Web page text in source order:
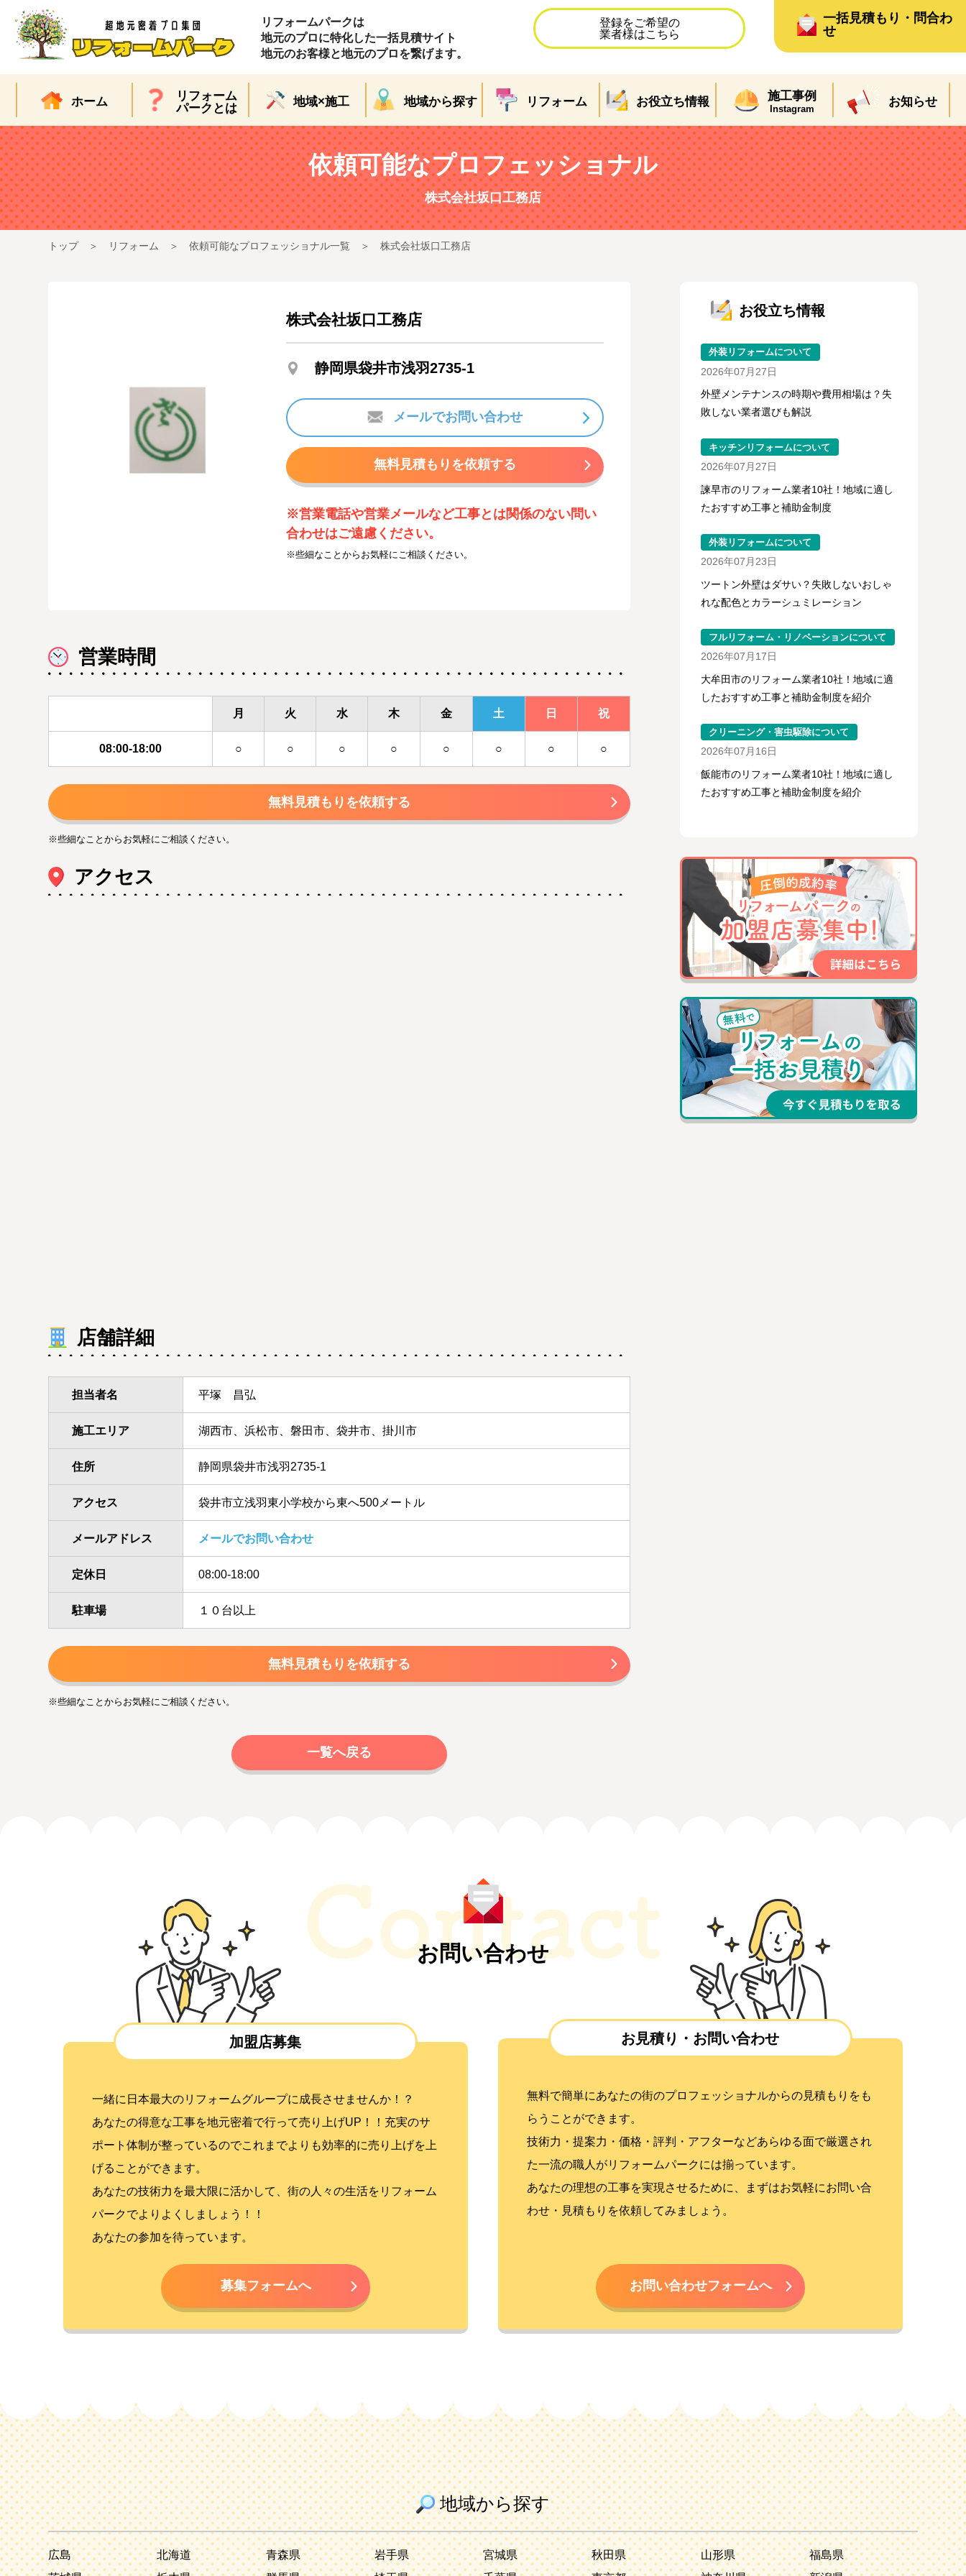
リフォームパークは
地元のプロに特化した一括見積サイト
地元のお客様と地元のプロを繋げます。
登録をご希望の
業者様はこちら
一括見積もり・問合わ
せ
ホーム
リフォーム
パークとは
地域×施工 地域から探す リフォーム お役立ち情報 施工事例
Instagram お知らせ
依頼可能なプロフェッショナル
株式会社坂口工務店
トップ リフォーム 依頼可能なプロフェッショナル一覧 株式会社坂口工務店
株式会社坂口工務店
静岡県袋井市浅羽2735-1
メールでお問い合わせ
無料見積もりを依頼する
※営業電話や営業メールなど工事とは関係のない問い
合わせはご遠慮ください。
※些細なことからお気軽にご相談ください。
営業時間
月 火 水 木 金 土 日 祝
08:00-18:00 ○ ○ ○ ○ ○ ○ ○ ○
無料見積もりを依頼する
※些細なことからお気軽にご相談ください。
アクセス
店舗詳細
担当者名 平塚 昌弘
施工エリア 湖西市、浜松市、磐田市、袋井市、掛川市
住所 静岡県袋井市浅羽2735-1
アクセス 袋井市立浅羽東小学校から東へ500メートル
メールアドレス メールでお問い合わせ
定休日 08:00-18:00
駐車場 １０台以上
無料見積もりを依頼する
※些細なことからお気軽にご相談ください。
一覧へ戻る
お役立ち情報
外装リフォームについて
2026年07月27日
外壁メンテナンスの時期や費用相場は？失
敗しない業者選びも解説
キッチンリフォームについて
2026年07月27日
諫早市のリフォーム業者10社！地域に適し
たおすすめ工事と補助金制度
外装リフォームについて
2026年07月23日
ツートン外壁はダサい？失敗しないおしゃ
れな配色とカラーシュミレーション
フルリフォーム・リノベーションについて
2026年07月17日
大牟田市のリフォーム業者10社！地域に適
したおすすめ工事と補助金制度を紹介
クリーニング・害虫駆除について
2026年07月16日
飯能市のリフォーム業者10社！地域に適し
たおすすめ工事と補助金制度を紹介
お問い合わせ
加盟店募集
一緒に日本最大のリフォームグループに成長させませんか！？
あなたの得意な工事を地元密着で行って売り上げUP！！充実のサ
ポート体制が整っているのでこれまでよりも効率的に売り上げを上
げることができます。
あなたの技術力を最大限に活かして、街の人々の生活をリフォーム
パークでよりよくしましょう！！
あなたの参加を待っています。
募集フォームへ
お見積り・お問い合わせ
無料で簡単にあなたの街のプロフェッショナルからの見積もりをも
らうことができます。
技術力・提案力・価格・評判・アフターなどあらゆる面で厳選され
た一流の職人がリフォームパークには揃っています。
あなたの理想の工事を実現させるために、まずはお気軽にお問い合
わせ・見積もりを依頼してみましょう。
お問い合わせフォームへ
地域から探す
広島 北海道 青森県 岩手県 宮城県 秋田県 山形県
福島県